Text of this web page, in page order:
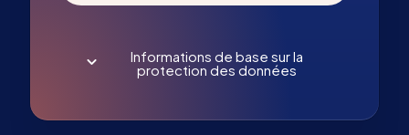
Informations de base sur la
protection des données